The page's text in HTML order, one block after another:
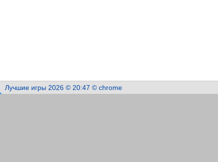
Лучшие игры 2026 © 20:47 © chrome